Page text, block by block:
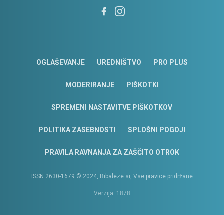
OGLAŠEVANJE UREDNIŠTVO PRO PLUS
MODERIRANJE PIŠKOTKI
SPREMENI NASTAVITVE PIŠKOTKOV
POLITIKA ZASEBNOSTI SPLOŠNI POGOJI
PRAVILA RAVNANJA ZA ZAŠČITO OTROK
ISSN 2630-1679 © 2024, Bibaleze.si, Vse pravice pridržane
Verzija: 1878